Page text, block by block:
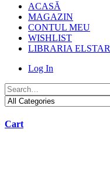
ACASĂ
MAGAZIN
CONTUL MEU
WISHLIST
LIBRARIA ELSTAR
Log In
Cart